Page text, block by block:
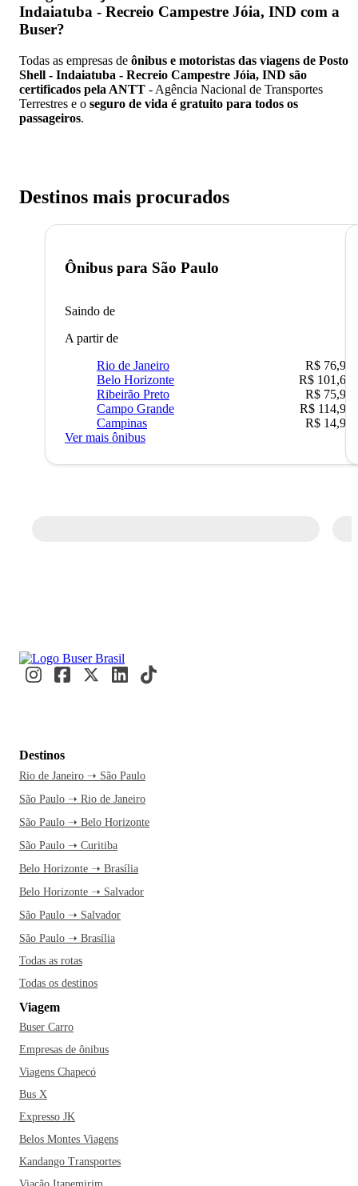
Indaiatuba - Recreio Campestre Jóia, IND com a
Buser?
Todas as empresas de ônibus e motoristas das viagens de Posto
Shell - Indaiatuba - Recreio Campestre Jóia, IND são
certificados pela ANTT - Agência Nacional de Transportes
Terrestres e o seguro de vida é gratuito para todos os
passageiros.
Destinos mais procurados
Ônibus para São Paulo
Saindo de
A partir de
Rio de Janeiro
R$ 76,90
Belo Horizonte
R$ 101,67
Ribeirão Preto
R$ 75,90
Campo Grande
R$ 114,90
Campinas
R$ 14,90
Ver mais ônibus
Destinos
Rio de Janeiro ➝ São Paulo
São Paulo ➝ Rio de Janeiro
São Paulo ➝ Belo Horizonte
São Paulo ➝ Curitiba
Belo Horizonte ➝ Brasília
Belo Horizonte ➝ Salvador
São Paulo ➝ Salvador
São Paulo ➝ Brasília
Todas as rotas
Todas os destinos
Viagem
Buser Carro
Empresas de ônibus
Viagens Chapecó
Bus X
Expresso JK
Belos Montes Viagens
Kandango Transportes